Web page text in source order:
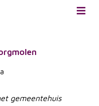
gemeentehuis